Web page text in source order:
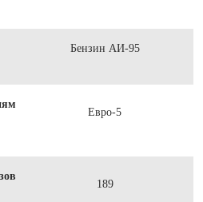
Бензин АИ-95
Евро-5
189